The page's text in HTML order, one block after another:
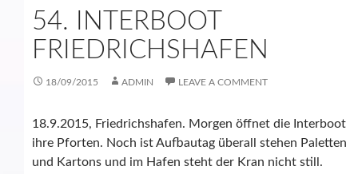
54. INTERBOOT
FRIEDRICHSHAFEN
18/09/2015 ADMIN LEAVE A COMMENT
18.9.2015, Friedrichshafen. Morgen öffnet die Interboot
ihre Pforten. Noch ist Aufbautag überall stehen Paletten
und Kartons und im Hafen steht der Kran nicht still.